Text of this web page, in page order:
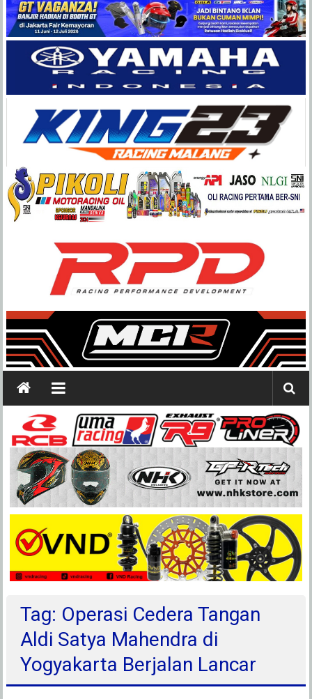
Balap
Paling
Lengkap
Tag: Operasi Cedera Tangan
Aldi Satya Mahendra di
Yogyakarta Berjalan Lancar